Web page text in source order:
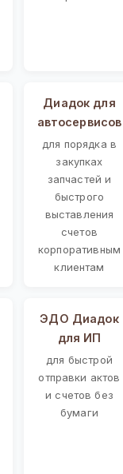
Диадок для
автосервисов
для порядка в
закупках
запчастей и
быстрого
выставления
счетов
корпоративным
клиентам
ЭДО Диадок
для ИП
для быстрой
отправки актов
и счетов без
бумаги